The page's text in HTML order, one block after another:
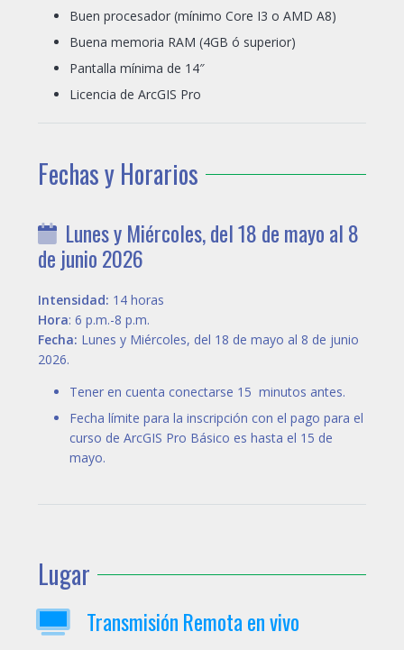
Buen procesador (mínimo Core I3 o AMD A8)
Buena memoria RAM (4GB ó superior)
Pantalla mínima de 14″
Licencia de ArcGIS Pro
Fechas y Horarios
Lunes y Miércoles, del 18 de mayo al 8
de junio 2026
Intensidad: 14 horas
Hora: 6 p.m.-8 p.m.
Fecha: Lunes y Miércoles, del 18 de mayo al 8 de junio
2026.
Tener en cuenta conectarse 15 minutos antes.
Fecha límite para la inscripción con el pago para el
curso de ArcGIS Pro Básico es hasta el 15 de
mayo.
Lugar
Transmisión Remota en vivo